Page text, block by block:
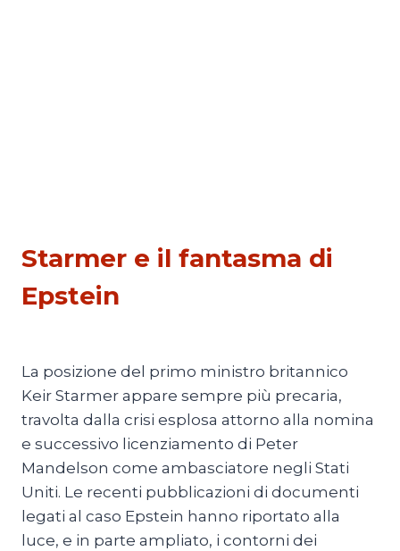
Starmer e il fantasma di
Epstein
La posizione del primo ministro britannico
Keir Starmer appare sempre più precaria,
travolta dalla crisi esplosa attorno alla nomina
e successivo licenziamento di Peter
Mandelson come ambasciatore negli Stati
Uniti. Le recenti pubblicazioni di documenti
legati al caso Epstein hanno riportato alla
luce, e in parte ampliato, i contorni dei